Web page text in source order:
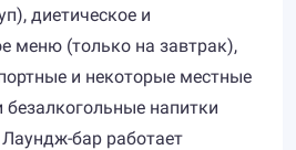
диетическое и
меню (только на завтрак),
и некоторые местные
безалкогольные напитки
бар работает